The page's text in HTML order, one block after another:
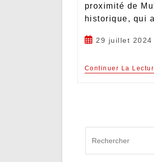
proximité de
historique, qui
29 juillet 2024
Continuer La